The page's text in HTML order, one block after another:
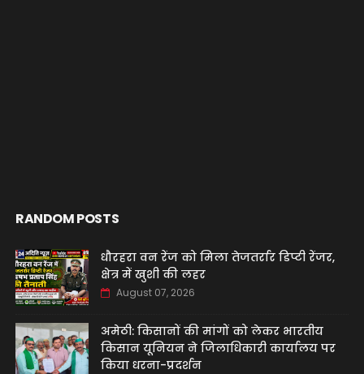
RANDOM POSTS
धौरहरा वन रेंज को मिला तेजतर्रार डिप्टी रेंजर,
क्षेत्र में खुशी की लहर
August 07, 2026
अमेठी: किसानों की मांगों को लेकर भारतीय
किसान यूनियन ने जिलाधिकारी कार्यालय पर
किया धरना-प्रदर्शन